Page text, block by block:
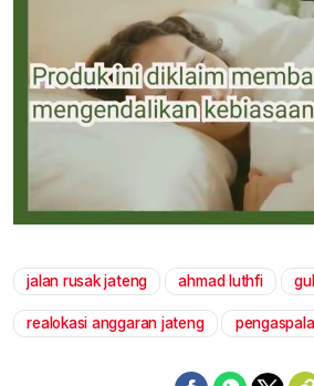
jalan rusak jateng ahmad luthfi
realokasi anggaran jateng